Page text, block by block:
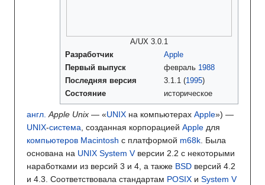
A/UX 3.0.1
Разработчик
Apple
Первый выпуск
февраль 1988
Последняя версия
3.1.1 (1995)
Состояние
историческое
англ. Apple Unix — «UNIX на компьютерах Apple») —
UNIX-система, созданная корпорацией Apple для
компьютеров Macintosh с платформой m68k. Была
основана на UNIX System Vверсии 2.2 с некоторыми
наработками из версий 3 и 4, а также BSD версий 4.2
и 4.3. Соответствовала стандартам POSIX и System V